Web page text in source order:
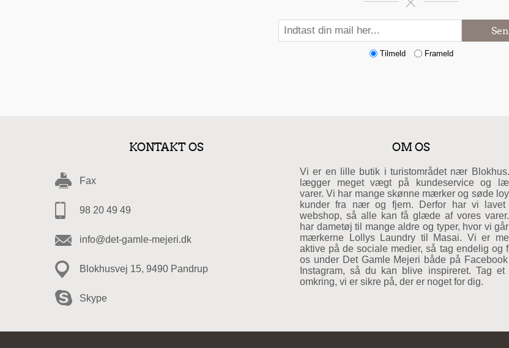
Tilmeld Frameld
KONTAKT OS
Fax
98 20 49 49
info@det-gamle-mejeri.dk
Blokhusvej 15, 9490 Pandrup
Skype
OM OS
Vi er en lille butik i turistområdet nær
lægger meget vægt på kundeservice og
varer. Vi har mange skønne mærker og søde
kunder fra nær og fjern. Derfor har vi lavet
webshop, så alle kan få glæde af vores
har dametøj til mange aldre og typer, hvor vi
mærkerne Lollys Laundry til Masai. Vi er
aktive på de sociale medier, så tag endelig og
os under Det Gamle Mejeri både på
Instagram, så du kan blive inspireret. Tag et
omkring, vi er sikre på, der er noget for dig.